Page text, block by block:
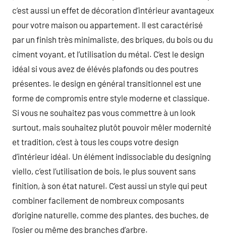
c’est aussi un effet de décoration d’intérieur avantageux
pour votre maison ou appartement. Il est caractérisé
par un finish très minimaliste, des briques, du bois ou du
ciment voyant, et l’utilisation du métal. C’est le design
idéal si vous avez de élévés plafonds ou des poutres
présentes. le design en général transitionnel est une
forme de compromis entre style moderne et classique.
Si vous ne souhaitez pas vous commettre à un look
surtout, mais souhaitez plutôt pouvoir mêler modernité
et tradition, c’est à tous les coups votre design
d’intérieur idéal. Un élément indissociable du designing
viello, c’est l’utilisation de bois, le plus souvent sans
finition, à son état naturel. C’est aussi un style qui peut
combiner facilement de nombreux composants
d’origine naturelle, comme des plantes, des buches, de
l’osier ou même des branches d’arbre.